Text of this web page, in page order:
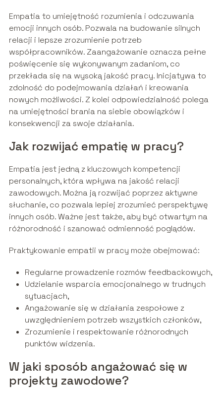
Empatia to umiejętność rozumienia i odczuwania
emocji innych osób. Pozwala na budowanie silnych
relacji i lepsze zrozumienie potrzeb
współpracowników. Zaangażowanie oznacza pełne
poświęcenie się wykonywanym zadaniom, co
przekłada się na wysoką jakość pracy. Inicjatywa to
zdolność do podejmowania działań i kreowania
nowych możliwości. Z kolei odpowiedzialność polega
na umiejętności brania na siebie obowiązków i
konsekwencji za swoje działania.
Jak rozwijać empatię w pracy?
Empatia jest jedną z kluczowych kompetencji
personalnych, która wpływa na jakość relacji
zawodowych. Można ją rozwijać poprzez aktywne
słuchanie, co pozwala lepiej zrozumieć perspektywę
innych osób. Ważne jest także, aby być otwartym na
różnorodność i szanować odmienność poglądów.
Praktykowanie empatii w pracy może obejmować:
Regularne prowadzenie rozmów feedbackowych,
Udzielanie wsparcia emocjonalnego w trudnych
sytuacjach,
Angażowanie się w działania zespołowe z
uwzględnieniem potrzeb wszystkich członków,
Zrozumienie i respektowanie różnorodnych
punktów widzenia.
W jaki sposób angażować się w
projekty zawodowe?